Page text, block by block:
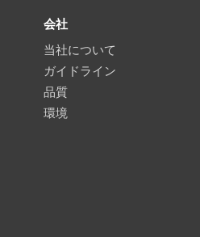
会社
当社について
ガイドライン
品質
環境